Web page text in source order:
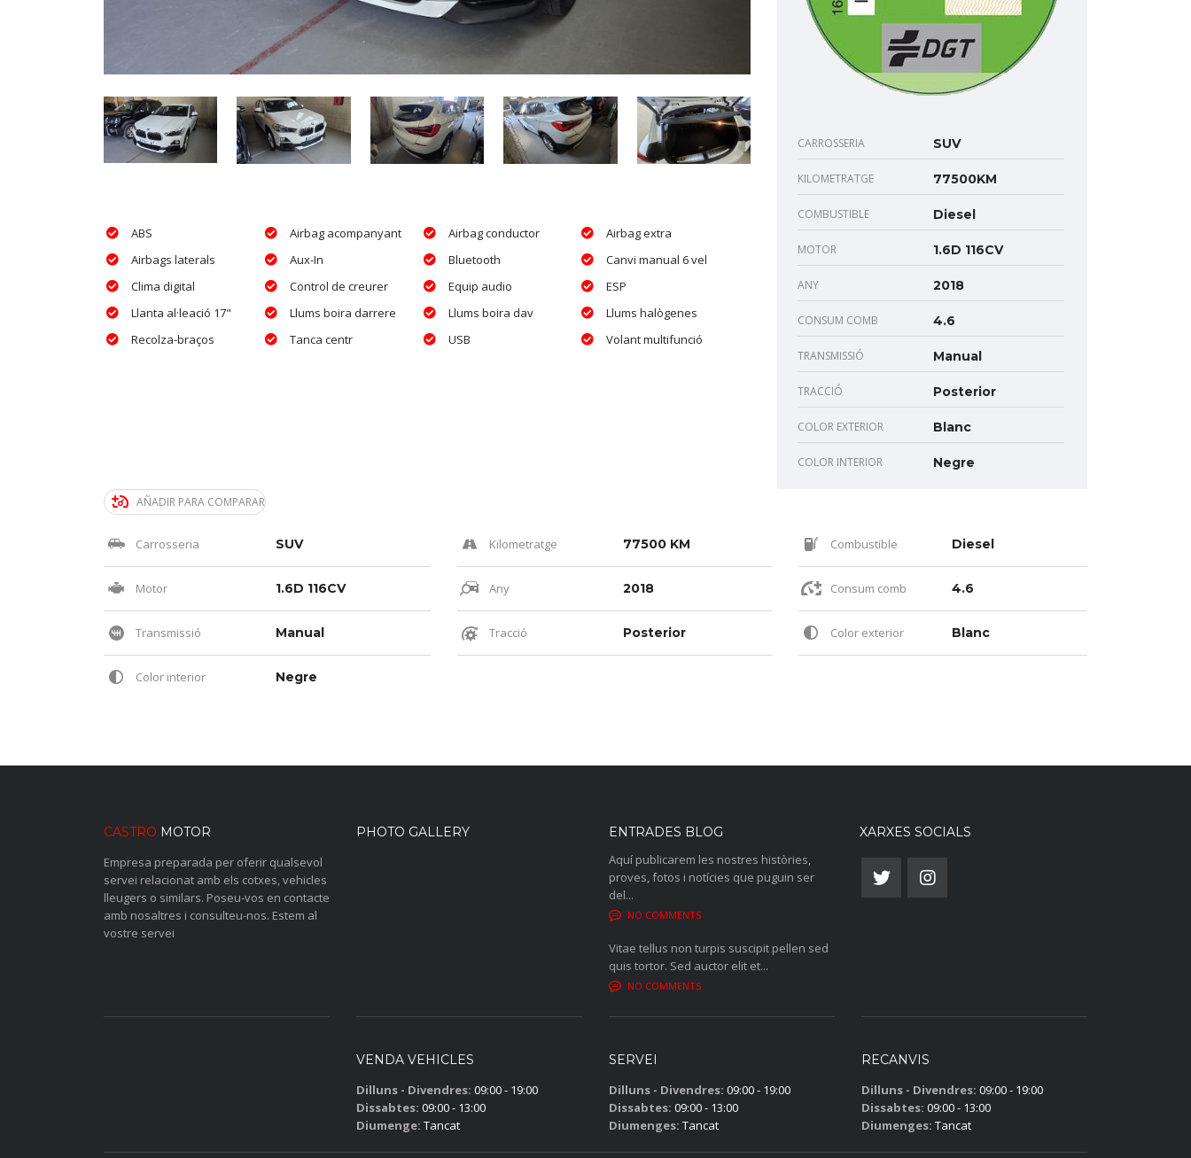
ABS Airbag acompanyant Airbag conductor
Airbag extra
Airbags laterals
Aux-In Bluetooth
Canvi manual 6 vel
Clima digital
Control de creurer Equip audio
ESP
Llanta al·leació 17"
Llums boira darrere Llums boira dav
Llums halògenes
Recolza-braços
Tanca centr USB Volant multifunció
CARROSSERIA SUV
KILOMETRATGE 77500KM
COMBUSTIBLE Diesel
MOTOR 1.6D 116CV
ANY 2018
CONSUM COMB 4.6
TRANSMISSIÓ Manual
TRACCIÓ Posterior
COLOR EXTERIOR Blanc
COLOR INTERIOR Negre
AÑADIR PARA COMPARAR
Carrosseria SUV Kilometratge 77500 KM Combustible Diesel
Motor 1.6D 116CV Any 2018 Consum comb 4.6
Transmissió Manual Tracció Posterior Color exterior Blanc
Color interior Negre
CASTRO MOTOR
Empresa preparada per oferir qualsevol
servei relacionat amb els cotxes, vehicles
lleugers o similars. Poseu-vos en contacte
amb nosaltres i consulteu-nos. Estem al
vostre servei
PHOTO GALLERY
ENTRADES BLOG
Aquí publicarem les nostres històries,
proves, fotos i notícies que puguin ser
del...
NO COMMENTS
Vitae tellus non turpis suscipit pellen sed
quis tortor. Sed auctor elit et...
NO COMMENTS
XARXES SOCIALS
VENDA VEHICLES
Dilluns - Divendres: 09:00 - 19:00
Dissabtes: 09:00 - 13:00
Diumenge: Tancat
SERVEI
Dilluns - Divendres: 09:00 - 19:00
Dissabtes: 09:00 - 13:00
Diumenges: Tancat
RECANVIS
Dilluns - Divendres: 09:00 - 19:00
Dissabtes: 09:00 - 13:00
Diumenges: Tancat